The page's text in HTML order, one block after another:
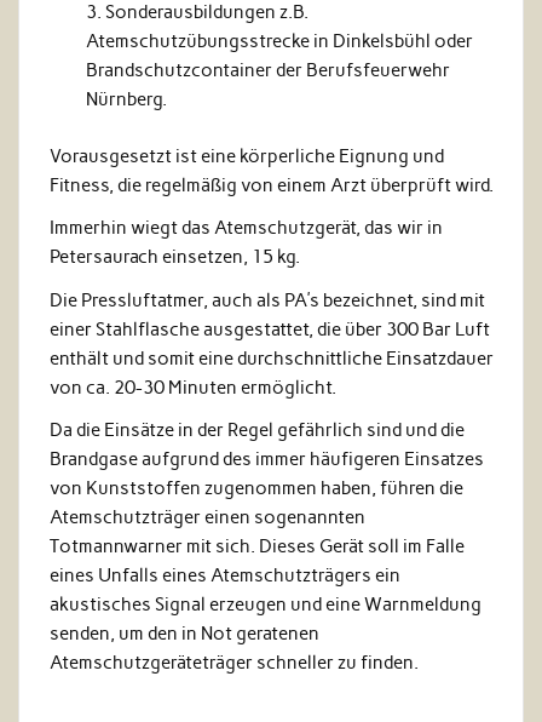
Sonderausbildungen z.B.
Atemschutzübungsstrecke in Dinkelsbühl oder
Brandschutzcontainer der Berufsfeuerwehr
Nürnberg.
Vorausgesetzt ist eine körperliche Eignung und
Fitness, die regelmäßig von einem Arzt überprüft wird.
Immerhin wiegt das Atemschutzgerät, das wir in
Petersaurach einsetzen, 15 kg.
Die Pressluftatmer, auch als PA’s bezeichnet, sind mit
einer Stahlflasche ausgestattet, die über 300 Bar Luft
enthält und somit eine durchschnittliche Einsatzdauer
von ca. 20-30 Minuten ermöglicht.
Da die Einsätze in der Regel gefährlich sind und die
Brandgase aufgrund des immer häufigeren Einsatzes
von Kunststoffen zugenommen haben, führen die
Atemschutzträger einen sogenannten
Totmannwarner mit sich. Dieses Gerät soll im Falle
eines Unfalls eines Atemschutzträgers ein
akustisches Signal erzeugen und eine Warnmeldung
senden, um den in Not geratenen
Atemschutzgeräteträger schneller zu finden.